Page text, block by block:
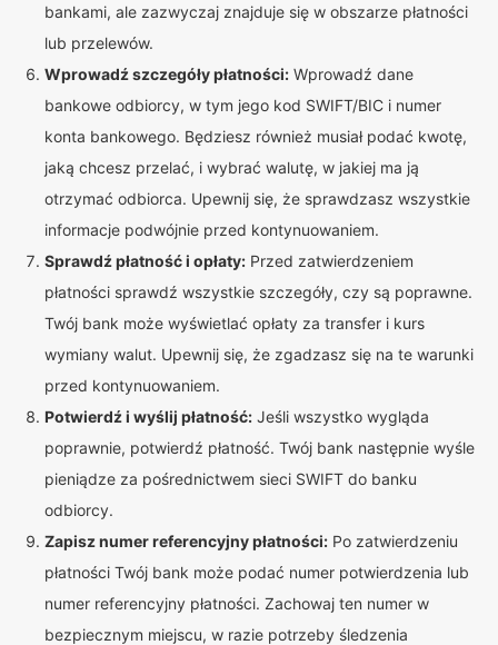
bankami, ale zazwyczaj znajduje się w obszarze płatności
lub przelewów.
Wprowadź szczegóły płatności: Wprowadź dane
bankowe odbiorcy, w tym jego kod SWIFT/BIC i numer
konta bankowego. Będziesz również musiał podać kwotę,
jaką chcesz przelać, i wybrać walutę, w jakiej ma ją
otrzymać odbiorca. Upewnij się, że sprawdzasz wszystkie
informacje podwójnie przed kontynuowaniem.
Sprawdź płatność i opłaty: Przed zatwierdzeniem
płatności sprawdź wszystkie szczegóły, czy są poprawne.
Twój bank może wyświetlać opłaty za transfer i kurs
wymiany walut. Upewnij się, że zgadzasz się na te warunki
przed kontynuowaniem.
Potwierdź i wyślij płatność: Jeśli wszystko wygląda
poprawnie, potwierdź płatność. Twój bank następnie wyśle
pieniądze za pośrednictwem sieci SWIFT do banku
odbiorcy.
Zapisz numer referencyjny płatności: Po zatwierdzeniu
płatności Twój bank może podać numer potwierdzenia lub
numer referencyjny płatności. Zachowaj ten numer w
bezpiecznym miejscu, w razie potrzeby śledzenia